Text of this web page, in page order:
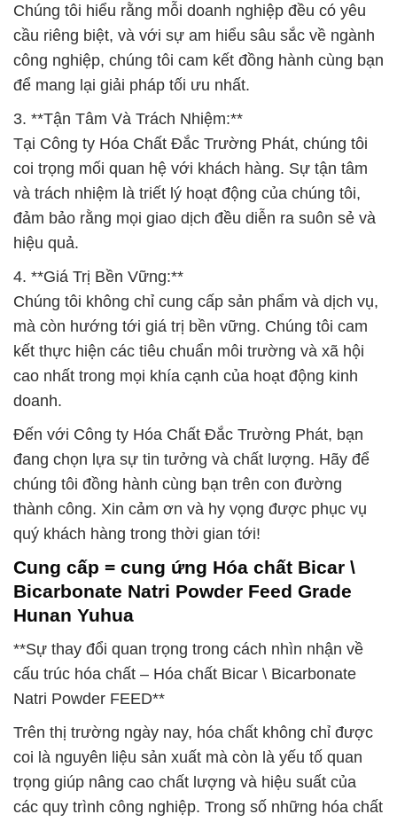
Chúng tôi hiểu rằng mỗi doanh nghiệp đều có yêu
cầu riêng biệt, và với sự am hiểu sâu sắc về ngành
công nghiệp, chúng tôi cam kết đồng hành cùng bạn
để mang lại giải pháp tối ưu nhất.
3. **Tận Tâm Và Trách Nhiệm:**
Tại Công ty Hóa Chất Đắc Trường Phát, chúng tôi
coi trọng mối quan hệ với khách hàng. Sự tận tâm
và trách nhiệm là triết lý hoạt động của chúng tôi,
đảm bảo rằng mọi giao dịch đều diễn ra suôn sẻ và
hiệu quả.
4. **Giá Trị Bền Vững:**
Chúng tôi không chỉ cung cấp sản phẩm và dịch vụ,
mà còn hướng tới giá trị bền vững. Chúng tôi cam
kết thực hiện các tiêu chuẩn môi trường và xã hội
cao nhất trong mọi khía cạnh của hoạt động kinh
doanh.
Đến với Công ty Hóa Chất Đắc Trường Phát, bạn
đang chọn lựa sự tin tưởng và chất lượng. Hãy để
chúng tôi đồng hành cùng bạn trên con đường
thành công. Xin cảm ơn và hy vọng được phục vụ
quý khách hàng trong thời gian tới!
Cung cấp = cung ứng Hóa chất Bicar \
Bicarbonate Natri Powder Feed Grade
Hunan Yuhua
**Sự thay đổi quan trọng trong cách nhìn nhận về
cấu trúc hóa chất – Hóa chất Bicar \ Bicarbonate
Natri Powder FEED**
Trên thị trường ngày nay, hóa chất không chỉ được
coi là nguyên liệu sản xuất mà còn là yếu tố quan
trọng giúp nâng cao chất lượng và hiệu suất của
các quy trình công nghiệp. Trong số những hóa chất